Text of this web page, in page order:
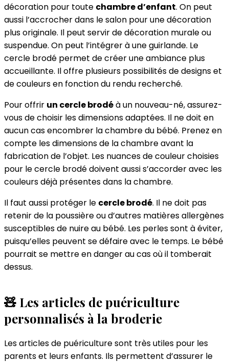
décoration pour toute chambre d’enfant. On peut
aussi l’accrocher dans le salon pour une décoration
plus originale. Il peut servir de décoration murale ou
suspendue. On peut l’intégrer à une guirlande. Le
cercle brodé permet de créer une ambiance plus
accueillante. Il offre plusieurs possibilités de designs et
de couleurs en fonction du rendu recherché.
Pour offrir un cercle brodéà un nouveau-né, assurez-
vous de choisir les dimensions adaptées. Il ne doit en
aucun cas encombrer la chambre du bébé. Prenez en
compte les dimensions de la chambre avant la
fabrication de l’objet. Les nuances de couleur choisies
pour le cercle brodé doivent aussi s’accorder avec les
couleurs déjà présentes dans la chambre.
Il faut aussi protéger le cercle brodé. Il ne doit pas
retenir de la poussière ou d’autres matières allergènes
susceptibles de nuire au bébé. Les perles sont à éviter,
puisqu’elles peuvent se défaire avec le temps. Le bébé
pourrait se mettre en danger au cas où il tomberait
dessus.
🧸 Les articles de puériculture
personnalisés à la broderie
Les articles de puériculture sont très utiles pour les
parents et leurs enfants. Ils permettent d’assurer le